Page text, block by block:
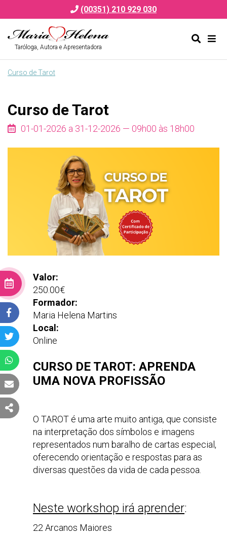
(00351) 210 929 030
Taróloga, Autora e Apresentadora
Curso de Tarot
Curso de Tarot
01-01-2026 a 31-12-2026 — 09h00 às 18h00
FACEBOOK
TWITTER
WHATSAPP
EMAIL
SHARE
Valor:
250.00€
Formador:
Maria Helena Martins
Local:
Online
CURSO DE TAROT: APRENDA
UMA NOVA PROFISSÃO
O TAROT é uma arte muito antiga, que consiste
na interpretação dos símbolos e imagens
representados num baralho de cartas especial,
oferecendo orientação e respostas para as
diversas questões da vida de cada pessoa.
Neste workshop irá aprender:
22 Arcanos Maiores